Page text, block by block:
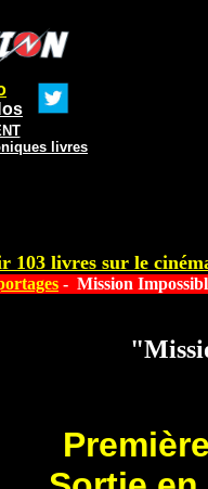
livres
103 livres sur le
- Mission